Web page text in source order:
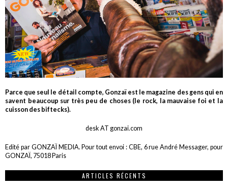
Parce que seul le détail compte, Gonzaï est le magazine des gens qui en
savent beaucoup sur très peu de choses (le rock, la mauvaise foi et la
cuisson des biftecks).
desk AT gonzai.com
Edité par GONZAÏ MEDIA. Pour tout envoi : CBE, 6 rue André Messager, pour
GONZAÏ, 75018 Paris
ARTICLES RÉCENTS